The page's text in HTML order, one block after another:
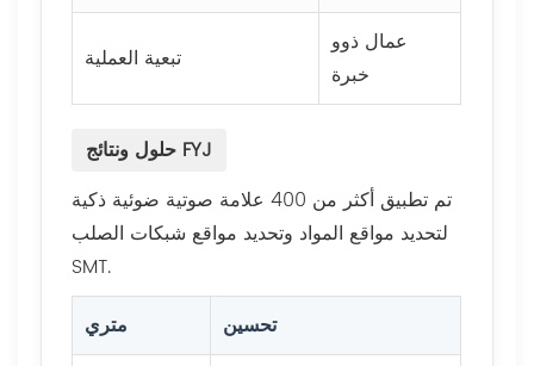
تبعية العملية
عمال ذوو
خبرة
حلول ونتائج FYJ
تم تطبيق أكثر من 400 علامة صوتية ضوئية ذكية
لتحديد مواقع المواد وتحديد مواقع شبكات الصلب
SMT.
متري
تحسين